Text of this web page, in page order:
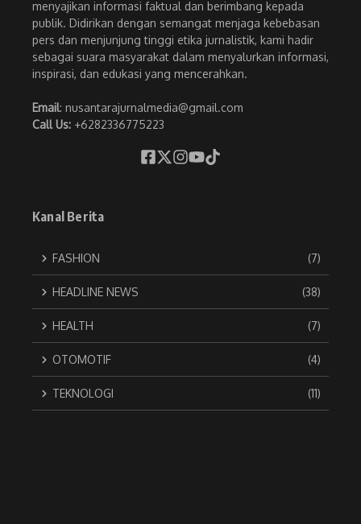
menyajikan informasi faktual dan berimbang kepada
publik. Didirikan dengan semangat menjaga kebebasan
pers dan menjunjung tinggi etika jurnalistik, kami hadir
sebagai suara masyarakat dalam menyalurkan informasi,
inspirasi, dan edukasi yang mencerahkan.
Email: nusantarajurnalmedia@gmail.com
Call Us: +6282336775223
Kanal Berita
FASHION (7)
HEADLINE NEWS (38)
HEALTH (7)
OTOMOTIF (4)
TEKNOLOGI (11)